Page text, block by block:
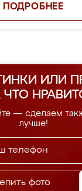
ПОДРОБНЕЕ
ИЛИ
ЧТО
— сделаем
лучше!
фото